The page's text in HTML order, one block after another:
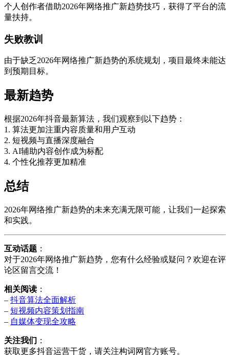
个人创作者借助2026年网络推广新趋势技巧，获得了平台的流
量扶持。
失败教训
由于缺乏2026年网络推广新趋势的系统规划，项目最终未能达
到预期目标。
最新趋势
根据2026年抖音最新算法，我们观察到以下趋势：
1. 算法更加注重内容质量和用户互动
2. 短视频与直播深度融合
3. AI辅助内容创作成为标配
4. 个性化推荐更加精准
总结
2026年网络推广新趋势的未来充满无限可能，让我们一起探索
和实践。
互动话题 ：
对于2026年网络推广新趋势，您有什么经验或疑问？欢迎在评
论区留言交流！
相关阅读 ：
– 抖音算法全面解析
– 短视频内容策划指南
– 自媒体变现全攻略
关注我们 ：
获取更多抖音运营干货，请关注构词网官方账号。